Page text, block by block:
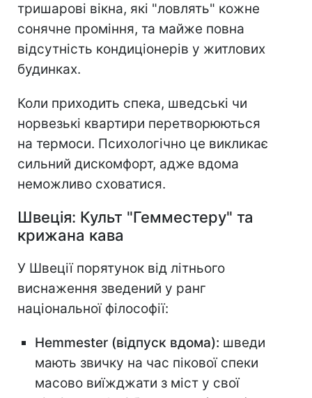
тришарові вікна, які "ловлять" кожне
сонячне проміння, та майже повна
відсутність кондиціонерів у житлових
будинках.
Коли приходить спека, шведські чи
норвезькі квартири перетворюються
на термоси. Психологічно це викликає
сильний дискомфорт, адже вдома
неможливо сховатися.
Швеція: Культ "Гемместеру" та
крижана кава
У Швеції порятунок від літнього
виснаження зведений у ранг
національної філософії:
Hemmester (відпуск вдома): шведи
мають звичку на час пікової спеки
масово виїжджати з міст у свої